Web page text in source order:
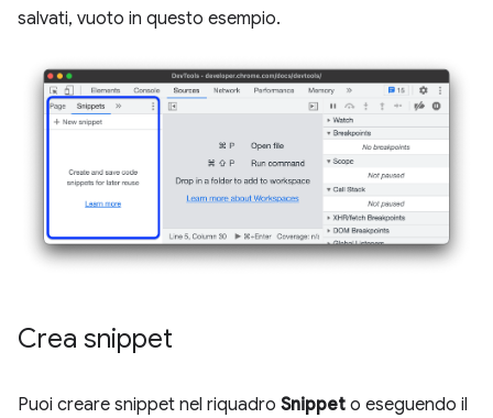
salvati, vuoto in questo esempio.
Crea snippet
Puoi creare snippet nel riquadro Snippet o eseguendo il